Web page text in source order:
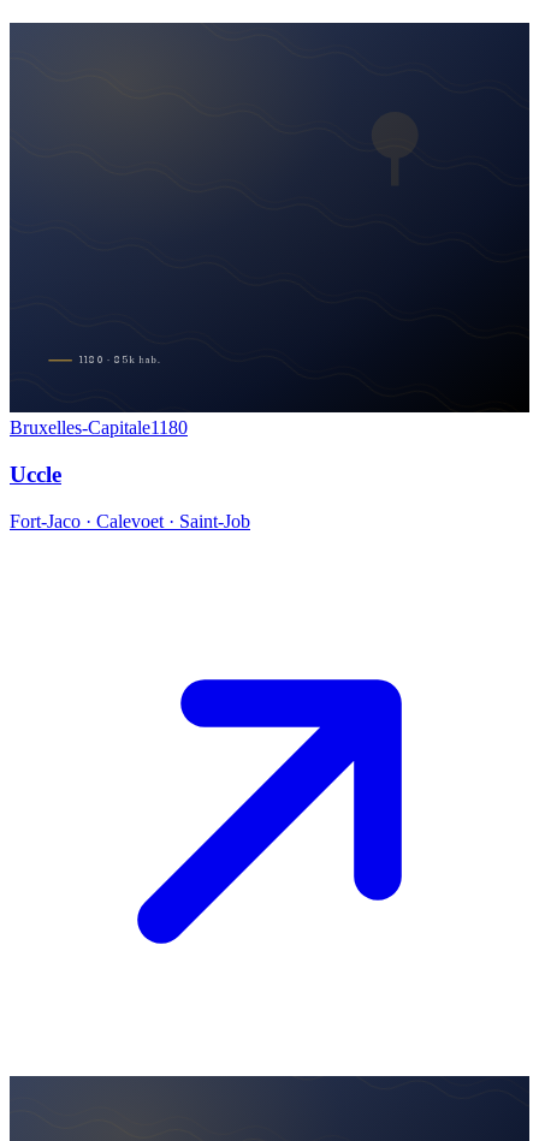
1180 · 85 k hab.
Bruxelles-Capitale1180
Uccle
Fort-Jaco · Calevoet · Saint-Job